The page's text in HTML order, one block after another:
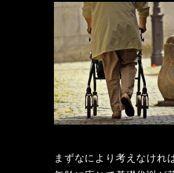
まずなにより考えなけれ